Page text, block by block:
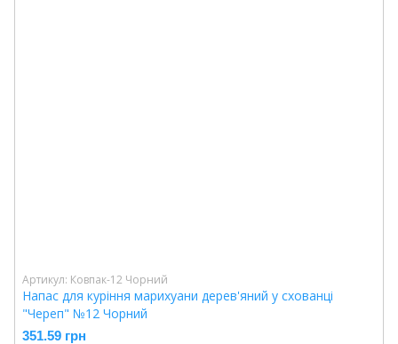
Артикул: Ковпак-12 Чорний
Напас для куріння марихуани дерев'яний у схованці
"Череп" №12 Чорний
351.59 грн